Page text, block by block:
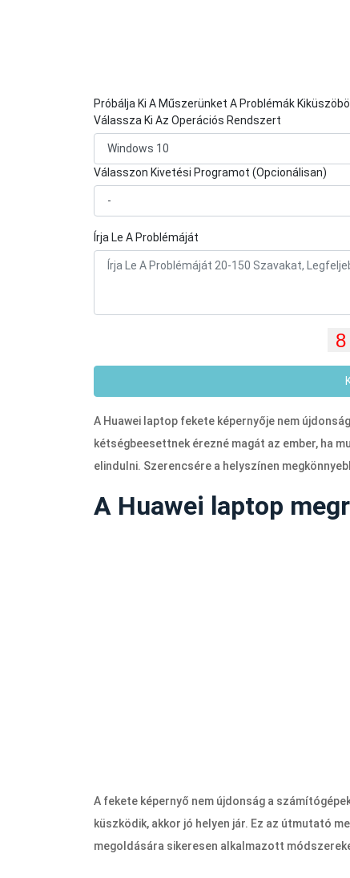
Próbálja Ki A Műszerünket A Problémák
Válassza Ki Az Operációs Rendszert
Válasszon Kivetési Programot (Opcionálisan)
Írja Le A Problémáját
A Huawei laptop fekete képernyője nem
kétségbeesettnek érezné magát az ember, ha
elindulni. Szerencsére a helyszínen
A Huawei laptop
A fekete képernyő nem újdonság a
küszködik, akkor jó helyen jár. Ez az útmutató
megoldására sikeresen alkalmazott